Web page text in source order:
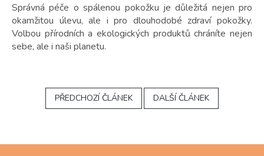
Správná péče o spálenou pokožku je důležitá nejen pro
okamžitou úlevu, ale i pro dlouhodobé zdraví pokožky.
Volbou přírodních a ekologických produktů chráníte nejen
sebe, ale i naši planetu.
PŘEDCHOZÍ ČLÁNEK DALŠÍ ČLÁNEK